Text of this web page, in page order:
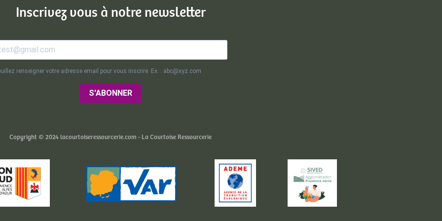
Inscrivez vous à notre newsletter
renseigner votre adresse email pour vous inscrire. Ex. : abc@xyz.com
S'ABONNER
Copyright © 2024 lacourtoiseressourcerie.com - La Courtoise Ressourcerie